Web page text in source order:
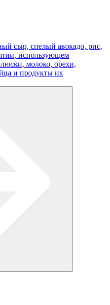
сыр, спелый авокадо, рис,
использующем
молоко, орехи,
и продукты их